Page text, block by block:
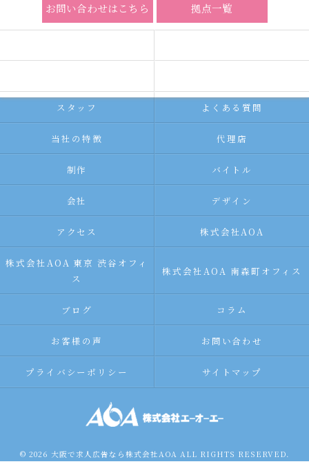
お問い合わせはこちら 拠点一覧
スタッフ よくある質問
当社の特徴 代理店
制作 バイトル
会社 デザイン
アクセス 株式会社AOA
株式会社AOA 東京 渋谷オフィ
ス
株式会社AOA 南森町オフィス
ブログ コラム
お客様の声 お問い合わせ
プライバシーポリシー サイトマップ
© 2026 大阪で求人広告なら株式会社AOA ALL RIGHTS RESERVED.